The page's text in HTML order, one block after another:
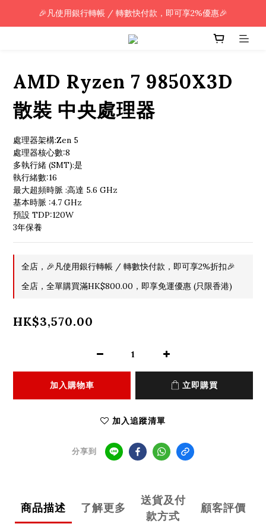
🎉凡使用銀行轉帳 / 轉數快付款，即可享2%優惠🎉
🎉凡使用銀行轉帳 / 轉數快付款，即可享2%優惠🎉
全單購買滿HK$800.00，即享免運優惠 (只限香港)
AMD Ryzen 7 9850X3D
散裝 中央處理器
處理器架構:Zen 5
處理器核心數:8
多執行緒 (SMT):是
執行緒數:16
最大超頻時脈 :高達 5.6 GHz
基本時脈 :4.7 GHz
預設 TDP:120W
3年保養
全店，🎉凡使用銀行轉帳 / 轉數快付款，即可享2%折扣🎉
全店，全單購買滿HK$800.00，即享免運優惠 (只限香港)
HK$3,570.00
加入購物車 立即購買
加入追蹤清單
分享到
商品描述 了解更多
送貨及付
款方式
顧客評價